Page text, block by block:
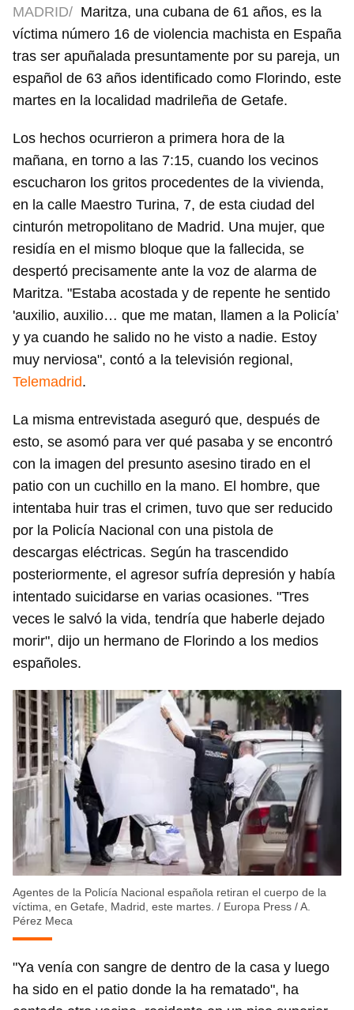
MADRID/ Maritza, una cubana de 61 años, es la
víctima número 16 de violencia machista en España
tras ser apuñalada presuntamente por su pareja, un
español de 63 años identificado como Florindo, este
martes en la localidad madrileña de Getafe.
Los hechos ocurrieron a primera hora de la
mañana, en torno a las 7:15, cuando los vecinos
escucharon los gritos procedentes de la vivienda,
en la calle Maestro Turina, 7, de esta ciudad del
cinturón metropolitano de Madrid. Una mujer, que
residía en el mismo bloque que la fallecida, se
despertó precisamente ante la voz de alarma de
Maritza. "Estaba acostada y de repente he sentido
'auxilio, auxilio… que me matan, llamen a la Policía’
y ya cuando he salido no he visto a nadie. Estoy
muy nerviosa", contó a la televisión regional,
Telemadrid.
La misma entrevistada aseguró que, después de
esto, se asomó para ver qué pasaba y se encontró
con la imagen del presunto asesino tirado en el
patio con un cuchillo en la mano. El hombre, que
intentaba huir tras el crimen, tuvo que ser reducido
por la Policía Nacional con una pistola de
descargas eléctricas. Según ha trascendido
posteriormente, el agresor sufría depresión y había
intentado suicidarse en varias ocasiones. "Tres
veces le salvó la vida, tendría que haberle dejado
morir", dijo un hermano de Florindo a los medios
españoles.
Agentes de la Policía Nacional española retiran el cuerpo de la
víctima, en Getafe, Madrid, este martes. / Europa Press / A.
Pérez Meca
"Ya venía con sangre de dentro de la casa y luego
ha sido en el patio donde la ha rematado", ha